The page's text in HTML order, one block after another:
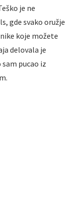
je ne
gde svako oružje
koje možete
delovala je
pucao iz